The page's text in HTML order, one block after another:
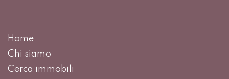
Home
Chi siamo
Cerca immobili